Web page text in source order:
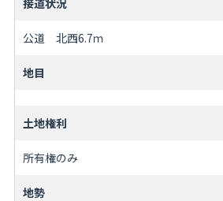
接道状況
公道 北西6.7ｍ
地目
土地権利
所有権のみ
地勢